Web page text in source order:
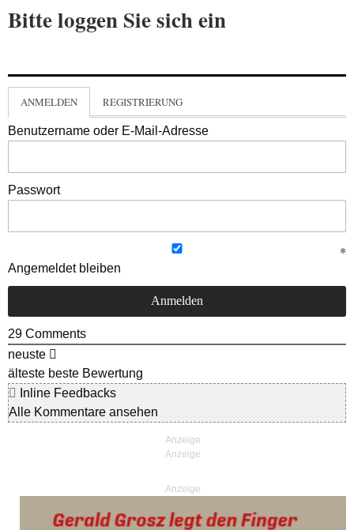
Bitte loggen Sie sich ein
ANMELDEN REGISTRIERUNG
Benutzername oder E-Mail-Adresse
Passwort
Angemeldet bleiben
29 Comments
neuste
älteste beste Bewertung
Inline Feedbacks
Alle Kommentare ansehen
Anzeige